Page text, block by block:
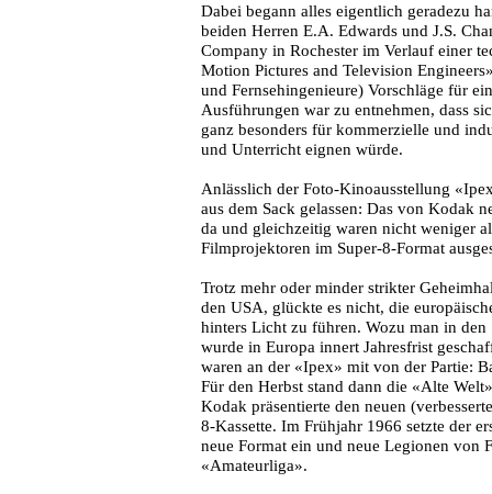
Dabei begann alles eigentlich geradezu
beiden Herren E.A. Edwards und J.S.
Company in Rochester im Verlauf einer
Motion Pictures and Television
und Fernsehingenieure) Vorschläge für
Ausführungen war zu entnehmen, dass
ganz besonders für kommerzielle und
und Unterricht eignen würde.
Anlässlich der Foto-Kinoausstellung
aus dem Sack gelassen: Das von Kodak
da und gleichzeitig waren nicht weniger
Filmprojektoren im Super-8-Format
Trotz mehr oder minder strikter
den USA, glückte es nicht, die
hinters Licht zu führen. Wozu man in den
wurde in Europa innert Jahresfrist
waren an der «Ipex» mit von der Partie:
Für den Herbst stand dann die «Alte
Kodak präsentierte den neuen
8-Kassette. Im Frühjahr 1966 setzte der
neue Format ein und neue Legionen von
«Amateurliga».